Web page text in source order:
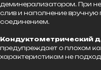
деминерализатором. При
слив и наполнение
соединением.
Кондуктометрический
предупреждает о плохом
характеристикам не